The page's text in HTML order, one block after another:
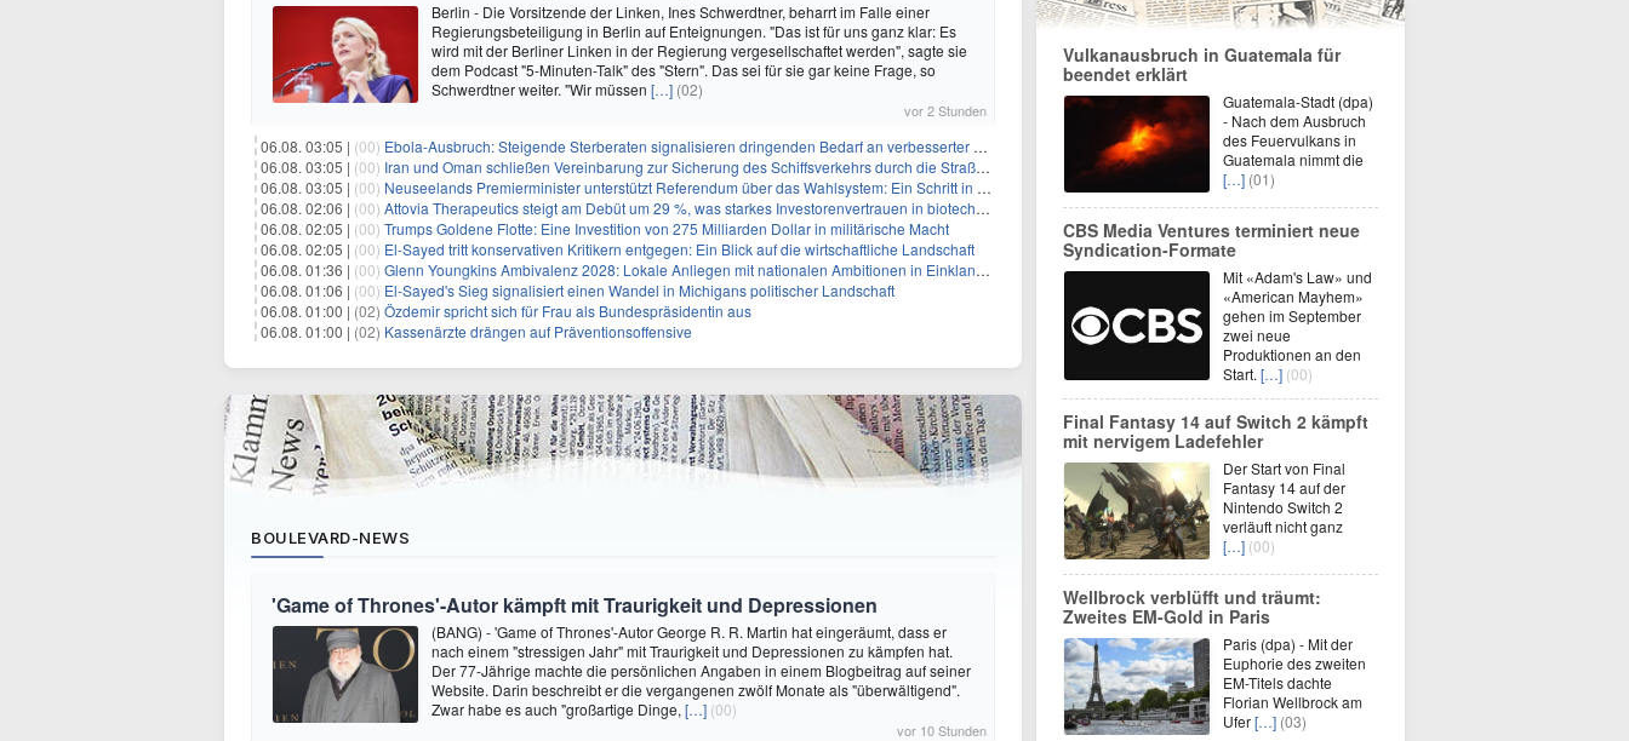
Berlin - Die Vorsitzende der Linken, Ines Schwerdtner, beharrt im Falle einer
Regierungsbeteiligung in Berlin auf Enteignungen. "Das ist für uns ganz klar: Es
wird mit der Berliner Linken in der Regierung vergesellschaftet werden", sagte sie
dem Podcast "5-Minuten-Talk" des "Stern". Das sei für sie gar keine Frage, so
Schwerdtner weiter. "Wir müssen […] (02)
vor 2 Stunden
06.08. 03:05 | (00) Ebola-Ausbruch: Steigende Sterberaten signalisieren dringenden Bedarf an verbesserter Gesundheitsinfrastruktur
06.08. 03:05 | (00) Iran und Oman schließen Vereinbarung zur Sicherung des Schiffsverkehrs durch die Straße von Hormuz
06.08. 03:05 | (00) Neuseelands Premierminister unterstützt Referendum über das Wahlsystem: Ein Schritt in Richtung verbesserter demokratischer Beteiligung
06.08. 02:06 | (00) Attovia Therapeutics steigt am Debüt um 29 %, was starkes Investorenvertrauen in biotechnologische Innovation signalisiert
06.08. 02:05 | (00) Trumps Goldene Flotte: Eine Investition von 275 Milliarden Dollar in militärische Macht
06.08. 02:05 | (00) El-Sayed tritt konservativen Kritikern entgegen: Ein Blick auf die wirtschaftliche Landschaft
06.08. 01:36 | (00) Glenn Youngkins Ambivalenz 2028: Lokale Anliegen mit nationalen Ambitionen in Einklang bringen
06.08. 01:06 | (00) El-Sayed's Sieg signalisiert einen Wandel in Michigans politischer Landschaft
06.08. 01:00 | (02) Özdemir spricht sich für Frau als Bundespräsidentin aus
06.08. 01:00 | (02) Kassenärzte drängen auf Präventionsoffensive
BOULEVARD-NEWS
'Game of Thrones'-Autor kämpft mit Traurigkeit und Depressionen
(BANG) - 'Game of Thrones'-Autor George R. R. Martin hat eingeräumt, dass er
nach einem "stressigen Jahr" mit Traurigkeit und Depressionen zu kämpfen hat.
Der 77-Jährige machte die persönlichen Angaben in einem Blogbeitrag auf seiner
Website. Darin beschreibt er die vergangenen zwölf Monate als "überwältigend".
Zwar habe es auch "großartige Dinge, […] (00)
vor 10 Stunden
Vulkanausbruch in Guatemala für
beendet erklärt
Guatemala-Stadt (dpa)
- Nach dem Ausbruch
des Feuervulkans in
Guatemala nimmt die
[…] (01)
CBS Media Ventures terminiert neue
Syndication-Formate
Mit «Adam's Law» und
«American Mayhem»
gehen im September
zwei neue
Produktionen an den
Start. […] (00)
Final Fantasy 14 auf Switch 2 kämpft
mit nervigem Ladefehler
Der Start von Final
Fantasy 14 auf der
Nintendo Switch 2
verläuft nicht ganz
[…] (00)
Wellbrock verblüfft und träumt:
Zweites EM-Gold in Paris
Paris (dpa) - Mit der
Euphorie des zweiten
EM-Titels dachte
Florian Wellbrock am
Ufer[…] (03)